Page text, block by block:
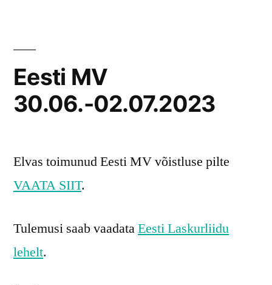
Eesti MV
30.06.-02.07.2023
Elvas toimunud Eesti MV võistluse pilte
VAATA SIIT.
Tulemusi saab vaadataEesti Laskurliidu
lehelt.